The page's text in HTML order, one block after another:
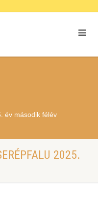
év második félév
2025.